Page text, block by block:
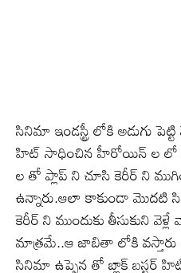
సినిమా ఇండస్ట్రీ లోకి అడుగు
హిట్ సాధించిన హీరోయిన్ ల లో
ల తో ప్లాప్ ని చూసి కెరీర్ ని
ఉన్నారు.ఆలా కాకుండా మొదటి
కెరీర్ ని ముందుకు తీసుకుని
మాత్రమే..ఆ జాబితా లోకి వస్తారు
సినిమా ఉప్పెన తో బ్లాక్ బస్టర్